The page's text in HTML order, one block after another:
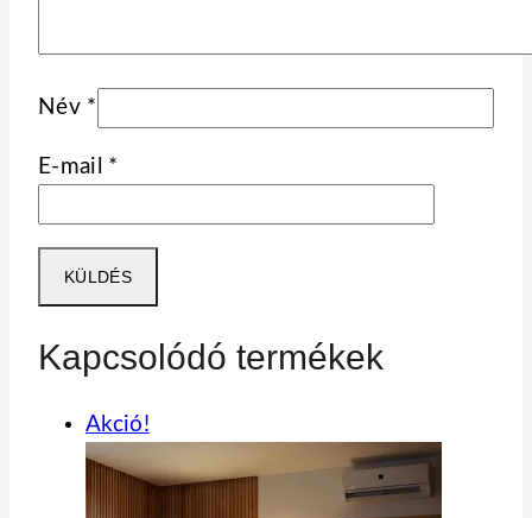
Név *
E-mail *
Kapcsolódó termékek
Akció!